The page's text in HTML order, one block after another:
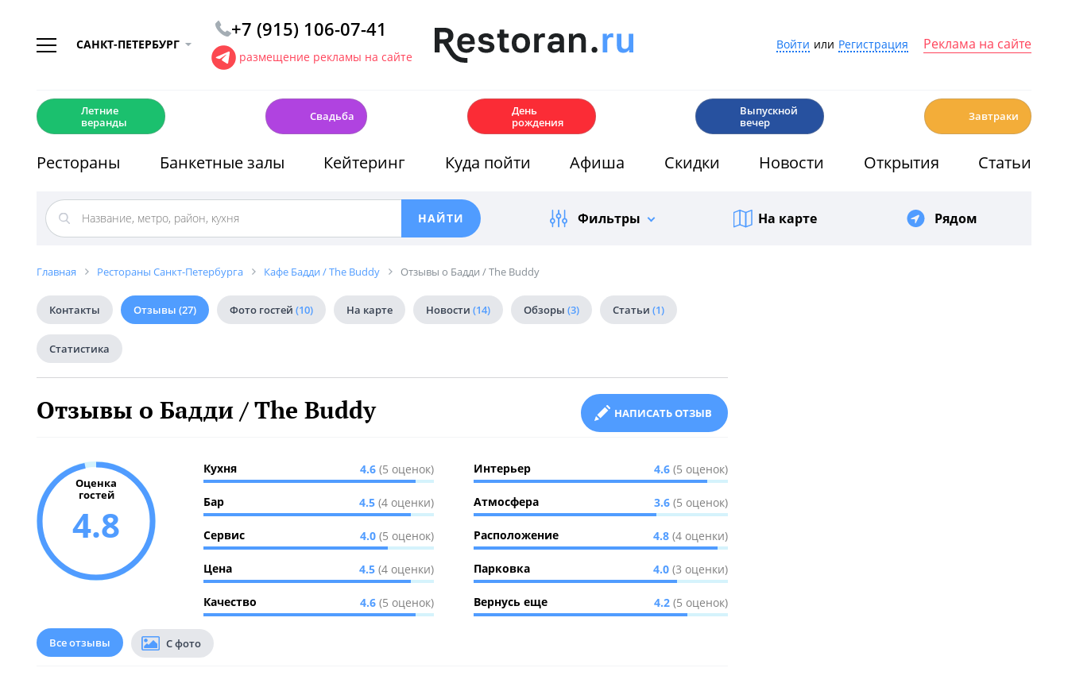
САНКТ-ПЕТЕРБУРГ
+7 (915) 106-07-41
размещение рекламы на сайте
Войти или Регистрация Реклама на сайте
Летние
веранды
Свадьба
День
рождения
Выпускной
вечер
Завтраки
Рестораны Банкетные залы Кейтеринг Куда пойти Афиша Скидки Новости Открытия Статьи
Фильтры На карте Рядом
Главная Рестораны Санкт-Петербурга Кафе Бадди / The Buddy Отзывы о Бадди / The Buddy
Контакты Отзывы (27) Фото гостей (10) На карте Новости (14) Обзоры (3) Статьи (1)
Статистика
Отзывы о Бадди / The Buddy НАПИСАТЬ ОТЗЫВ
Оценка
гостей
4.8
Кухня 4.6 (5 оценок)
Бар 4.5 (4 оценки)
Сервис 4.0 (5 оценок)
Цена 4.5 (4 оценки)
Качество 4.6 (5 оценок)
Интерьер 4.6 (5 оценок)
Атмосфера 3.6 (5 оценок)
Расположение 4.8 (4 оценки)
Парковка 4.0 (3 оценки)
Вернусь еще 4.2 (5 оценок)
Все отзывы С фото